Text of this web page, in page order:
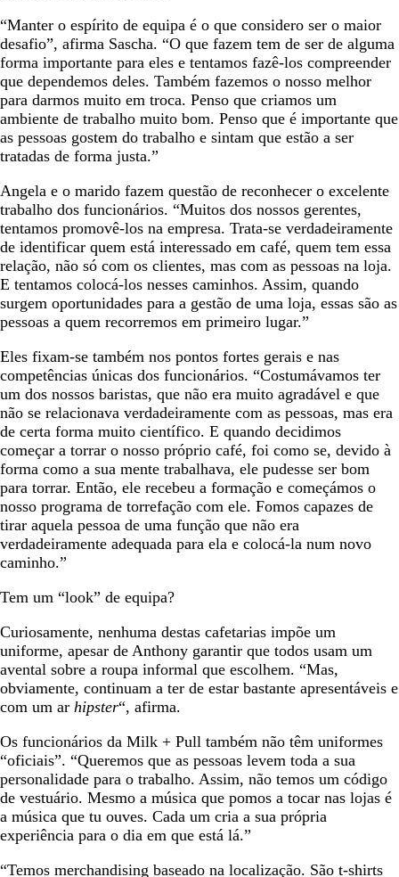
“Manter o espírito de equipa é o que considero ser o maior
desafio”, afirma Sascha. “O que fazem tem de ser de alguma
forma importante para eles e tentamos fazê-los compreender
que dependemos deles. Também fazemos o nosso melhor
para darmos muito em troca. Penso que criamos um
ambiente de trabalho muito bom. Penso que é importante que
as pessoas gostem do trabalho e sintam que estão a ser
tratadas de forma justa.”
Angela e o marido fazem questão de reconhecer o excelente
trabalho dos funcionários. “Muitos dos nossos gerentes,
tentamos promovê-los na empresa. Trata-se verdadeiramente
de identificar quem está interessado em café, quem tem essa
relação, não só com os clientes, mas com as pessoas na loja.
E tentamos colocá-los nesses caminhos. Assim, quando
surgem oportunidades para a gestão de uma loja, essas são as
pessoas a quem recorremos em primeiro lugar.”
Eles fixam-se também nos pontos fortes gerais e nas
competências únicas dos funcionários. “Costumávamos ter
um dos nossos baristas, que não era muito agradável e que
não se relacionava verdadeiramente com as pessoas, mas era
de certa forma muito científico. E quando decidimos
começar a torrar o nosso próprio café, foi como se, devido à
forma como a sua mente trabalhava, ele pudesse ser bom
para torrar. Então, ele recebeu a formação e começámos o
nosso programa de torrefação com ele. Fomos capazes de
tirar aquela pessoa de uma função que não era
verdadeiramente adequada para ela e colocá-la num novo
caminho.”
Tem um “look” de equipa?
Curiosamente, nenhuma destas cafetarias impõe um
uniforme, apesar de Anthony garantir que todos usam um
avental sobre a roupa informal que escolhem. “Mas,
obviamente, continuam a ter de estar bastante apresentáveis e
com um ar hipster“, afirma.
Os funcionários da Milk + Pull também não têm uniformes
“oficiais”. “Queremos que as pessoas levem toda a sua
personalidade para o trabalho. Assim, não temos um código
de vestuário. Mesmo a música que pomos a tocar nas lojas é
a música que tu ouves. Cada um cria a sua própria
experiência para o dia em que está lá.”
“Temos merchandising baseado na localização. São t-shirts